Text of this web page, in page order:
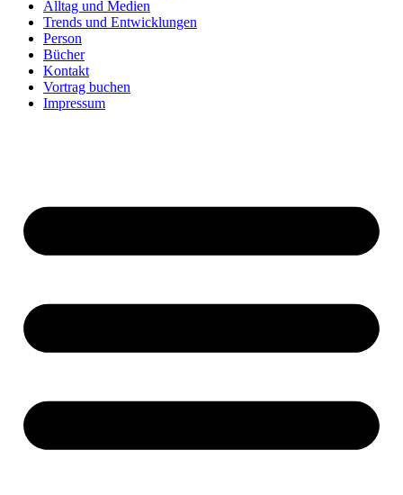
Alltag und Medien
Trends und Entwicklungen
Person
Bücher
Kontakt
Vortrag buchen
Impressum